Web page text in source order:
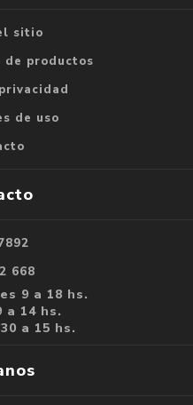
sitio
de productos
de uso
668
9 a 18 hs.
a 14 hs.
a 15 hs.